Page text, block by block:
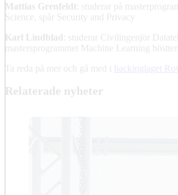
Mattias Grenfeldt
: studerar på
Science, spår Security and Privacy
Karl Lindblad
: studerar Civilingenjör
mastersprogrammet Machine Learning
Ta reda på mer och gå med i
hackinglaget
Relaterade nyheter